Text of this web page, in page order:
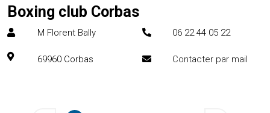
Boxing club Corbas
M Florent Bally
69960 Corbas
06 22 44 05 22
Contacter par mail